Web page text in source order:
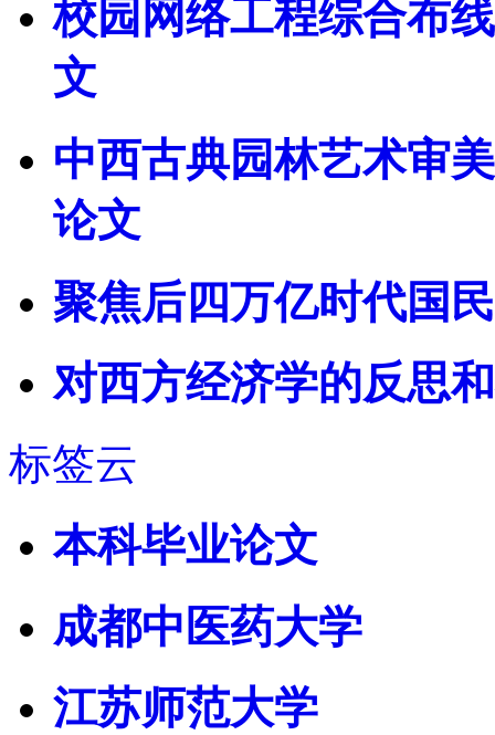
校园网络工程综合布
文
中西古典园林艺术审
论文
聚焦后四万亿时代国
对西方经济学的反思
标签云
本科毕业论文
成都中医药大学
江苏师范大学